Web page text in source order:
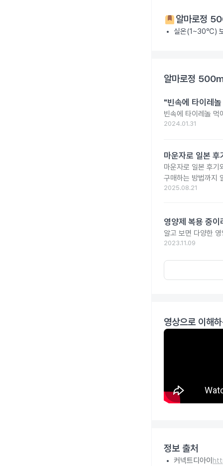
알마로정
실온(1~30℃)
알마로정
"빈속에 타이레
빈속에 타이레놀 먹
2024.01.31
마운자로 일본
마운자로 일본 후기
구매하는 방법까지
2025.08.21
영양제 복용 중
알고 보면 다양한
2023.11.09
영상으로 이해
정보 출처
커넥트디아이